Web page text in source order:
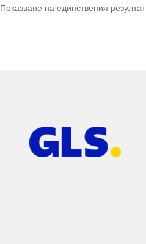
Показване на единствения резултат